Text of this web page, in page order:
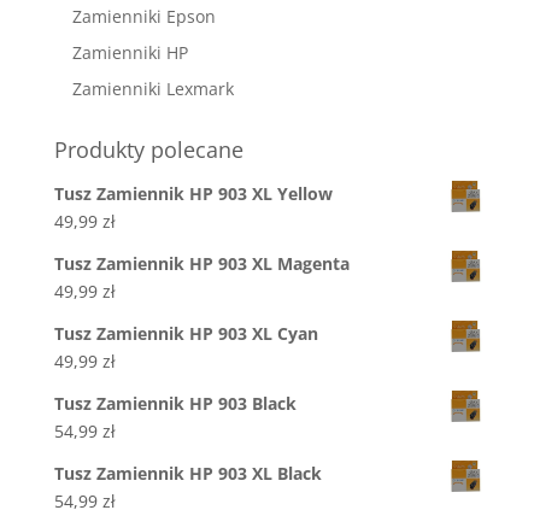
Zamienniki Epson
Zamienniki HP
Zamienniki Lexmark
Produkty polecane
Tusz Zamiennik HP 903 XL Yellow
49,99 zł
Tusz Zamiennik HP 903 XL Magenta
49,99 zł
Tusz Zamiennik HP 903 XL Cyan
49,99 zł
Tusz Zamiennik HP 903 Black
54,99 zł
Tusz Zamiennik HP 903 XL Black
54,99 zł